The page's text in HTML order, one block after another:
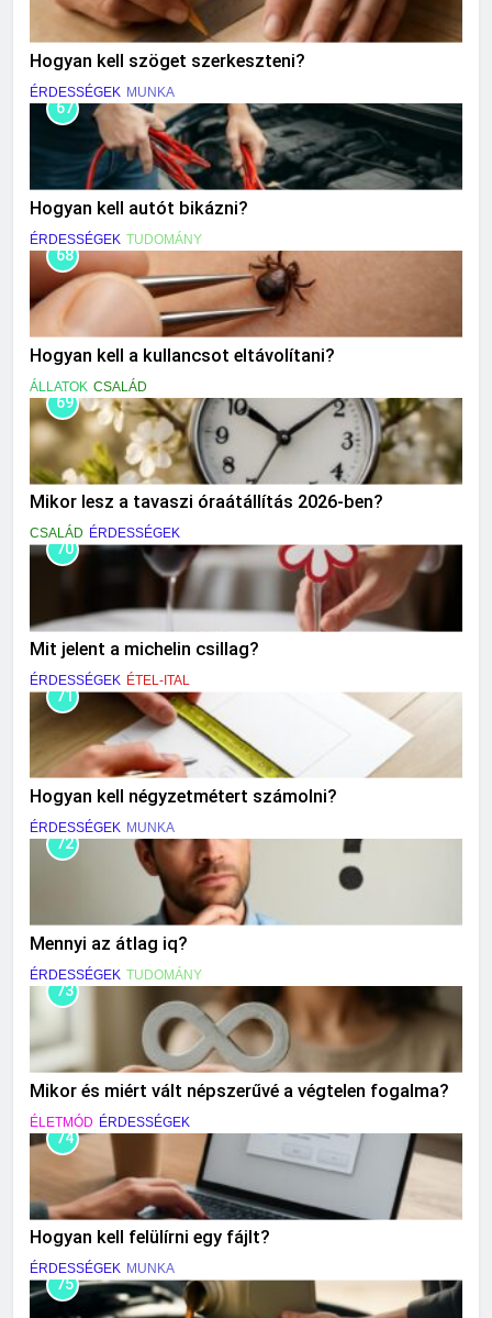
Hogyan kell szöget szerkeszteni?
ÉRDESSÉGEK MUNKA
67
Hogyan kell autót bikázni?
ÉRDESSÉGEK TUDOMÁNY
68
Hogyan kell a kullancsot eltávolítani?
ÁLLATOK CSALÁD
69
Mikor lesz a tavaszi óraátállítás 2026-ben?
CSALÁD ÉRDESSÉGEK
70
Mit jelent a michelin csillag?
ÉRDESSÉGEK ÉTEL-ITAL
71
Hogyan kell négyzetmétert számolni?
ÉRDESSÉGEK MUNKA
72
Mennyi az átlag iq?
ÉRDESSÉGEK TUDOMÁNY
73
Mikor és miért vált népszerűvé a végtelen fogalma?
ÉLETMÓD ÉRDESSÉGEK
74
Hogyan kell felülírni egy fájlt?
ÉRDESSÉGEK MUNKA
75